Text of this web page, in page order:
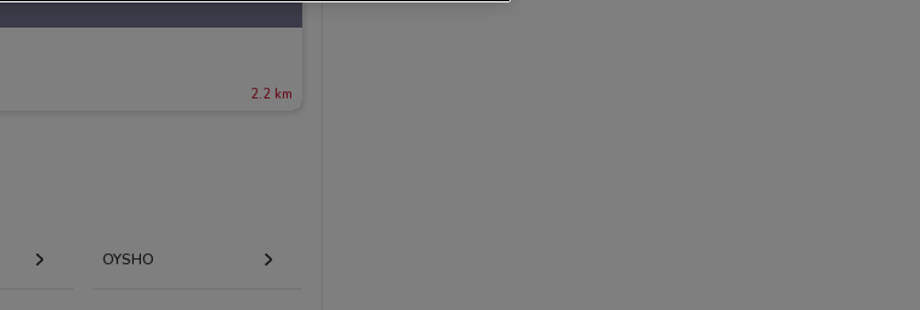
2.2 km
OYSHO